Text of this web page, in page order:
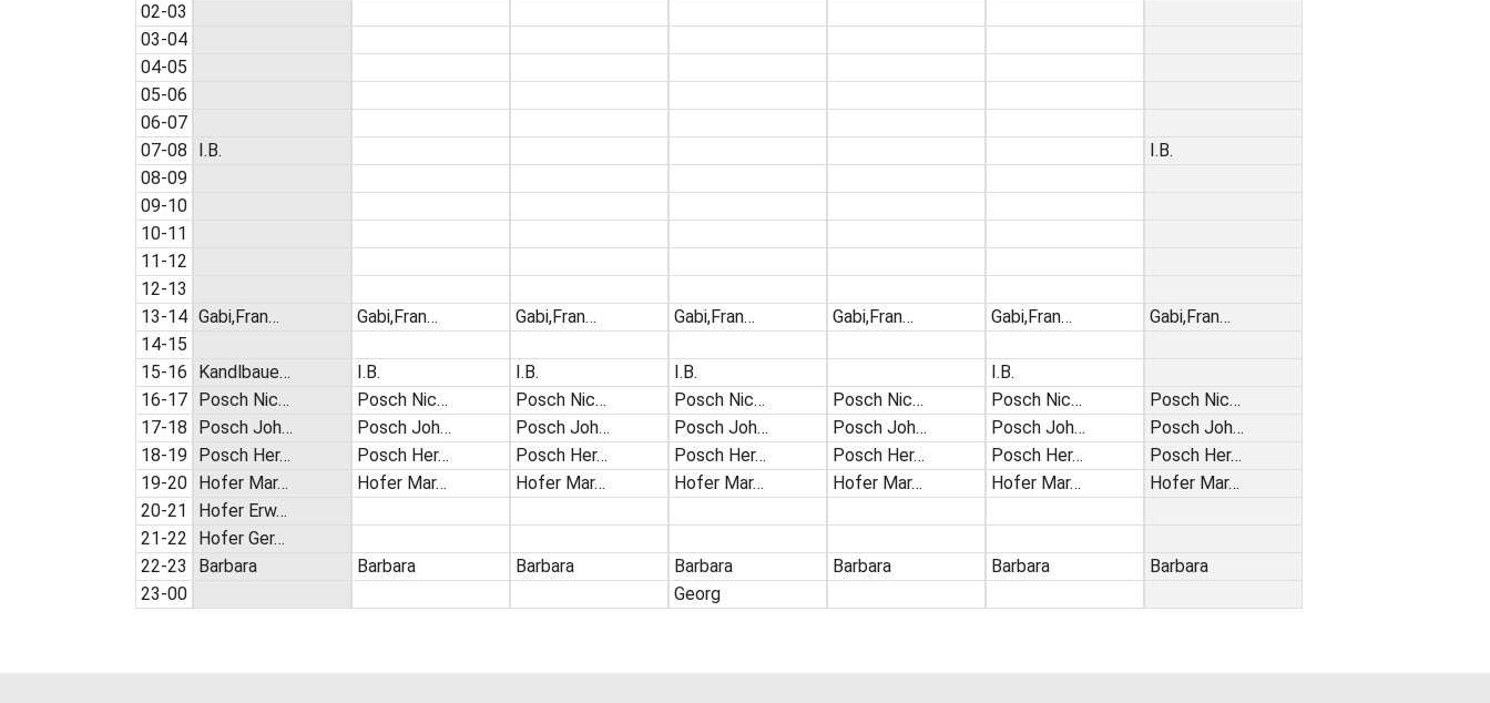
02-03
03-04
04-05
05-06
06-07
07-08
08-09
09-10
10-11
11-12
12-13
13-14
14-15
15-16
16-17
17-18
18-19
19-20
20-21
21-22
22-23
23-00
I.B.
Gabi,Fran…
Kandlbaue…
Posch Nic…
Posch Joh…
Posch Her…
Hofer Mar…
Hofer Erw…
Hofer Ger…
Barbara
Gabi,Fran…
I.B.
Posch Nic…
Posch Joh…
Posch Her…
Hofer Mar…
Barbara
Gabi,Fran…
I.B.
Posch Nic…
Posch Joh…
Posch Her…
Hofer Mar…
Barbara
Gabi,Fran…
I.B.
Posch Nic…
Posch Joh…
Posch Her…
Hofer Mar…
Barbara
Georg
Gabi,Fran…
Posch Nic…
Posch Joh…
Posch Her…
Hofer Mar…
Barbara
Gabi,Fran…
I.B.
Posch Nic…
Posch Joh…
Posch Her…
Hofer Mar…
Barbara
I.B.
Gabi,Fran…
Posch Nic…
Posch Joh…
Posch Her…
Hofer Mar…
Barbara